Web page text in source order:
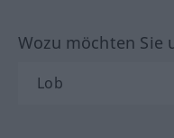
Wozu möchten Sie